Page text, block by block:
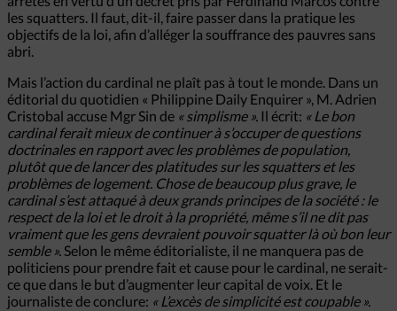
les squatters. Il faut, dit-il, faire passer dans la pratique les
objectifs de la loi, afin d’alléger la souffrance des pauvres sans
abri.
Mais l’action du cardinal ne plaît pas à tout le monde. Dans un
éditorial du quotidien « Philippine Daily Enquirer », M. Adrien
Cristobal accuse Mgr Sin de « simplisme ». Il écrit: « Le bon
cardinal ferait mieux de continuer à s’occuper de questions
doctrinales en rapport avec les problèmes de population,
plutôt que de lancer des platitudes sur les squatters et les
problèmes de logement. Chose de beaucoup plus grave, le
cardinal s’est attaqué à deux grands principes de la société : le
respect de la loi et le droit à la propriété, même s’il ne dit pas
vraiment que les gens devraient pouvoir squatter là où bon leur
semble ».Selon le même éditorialiste, il ne manquera pas de
politiciens pour prendre fait et cause pour le cardinal, ne serait-
ce que dans le but d’augmenter leur capital de voix. Et le
journaliste de conclure: « L’excès de simplicité est coupable ».